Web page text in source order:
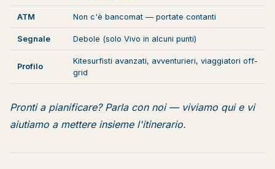
ATM Non c'è bancomat — portate contanti
Segnale Debole (solo Vivo in alcuni punti)
Profilo
Kitesurfisti avanzati, avventurieri, viaggiatori off-
grid
Pronti a pianificare? Parla con noi— viviamo qui e vi
aiutiamo a mettere insieme l'itinerario.